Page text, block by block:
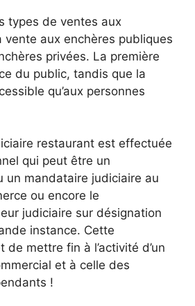
types de ventes aux
vente aux enchères publiques
privées. La première
du public, tandis que la
qu’aux personnes
restaurant est effectuée
qui peut être un
un mandataire judiciaire au
ou encore le
judiciaire sur désignation
instance. Cette
de mettre fin à l’activité d’un
et à celle des
!